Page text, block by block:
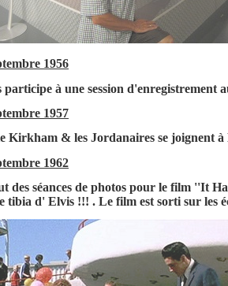
1956
participe à une session
1957
Kirkham & les Jordanaires se joignent
1962
des séances de photos pour le film ''It
tibia d' Elvis !!! . Le film est sorti sur les